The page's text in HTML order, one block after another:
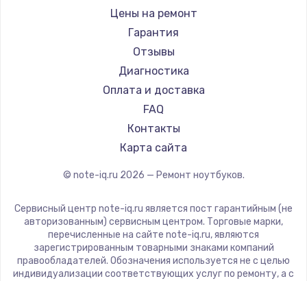
Ремонт ноутбуков iru
Ремонт ноутбуков Machenike
Ремонт ноутбуков DEXP
Ремонт ноутбуков Teclast
Ремонт ноутбуков CHUWI
Ремонт ноутбуков Colorful
Gigabyte
Aorus
Maibenben
Getac
Epson
Philips
LG
Panasonic
ZTE
Hiper
Evga
Цены на ремонт
Гарантия
Отзывы
Диагностика
Оплата и доставка
FAQ
Контакты
Карта сайта
© note-iq.ru 2026 — Ремонт ноутбуков.
Сервисный центр note-iq.ru является пост гарантийным (не
авторизованным) сервисным центром. Торговые марки,
перечисленные на сайте note-iq.ru, являются
зарегистрированным товарными знаками компаний
правообладателей. Обозначения используется не с целью
индивидуализации соответствующих услуг по ремонту, а с